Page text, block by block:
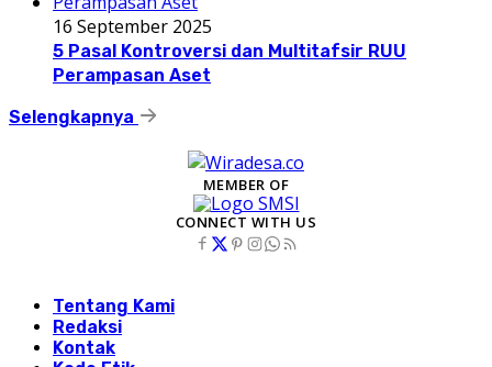
16 September 2025
5 Pasal Kontroversi dan Multitafsir RUU
Perampasan Aset
Selengkapnya
MEMBER OF
CONNECT WITH US
Tentang Kami
Redaksi
Kontak